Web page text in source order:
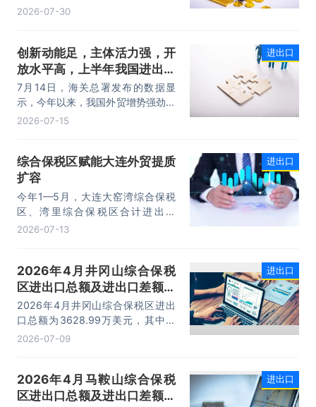
增长8.2%。其中，出口5740.1亿
进口规模均创历史同期新高，外贸运
行呈现“稳中有进，进中提质”的良好
态势。
2026-07-30
创新动能足，主体活力强，开
放水平高，上半年我国进出口
规模首次突破25万亿元
7月14日，海关总署发布的数据显
示，今年以来，我国外贸增势强劲、
走势稳健。据海关统计，今年上半
14.73万亿元，增长13.4%，进口
10.74万亿元，增长22.1%。
2026-07-15
进出口
综合保税区赋能大连外贸提质
扩容
今年1—5月，大连大窑湾综合保税
区、湾里综合保税区合计进出口
332.22亿元，同比增长21%，占大
台。
2026-07-13
进出口
2026年4月井冈山综合保税
区进出口总额及进出口差额统
计分析
2026年4月井冈山综合保税区进出
口总额为3628.99万美元，其中：
出口额为1562.95万美元，进口额为
2026-07-09
进出口
2026年4月马鞍山综合保税
区进出口总额及进出口差额统
进出口